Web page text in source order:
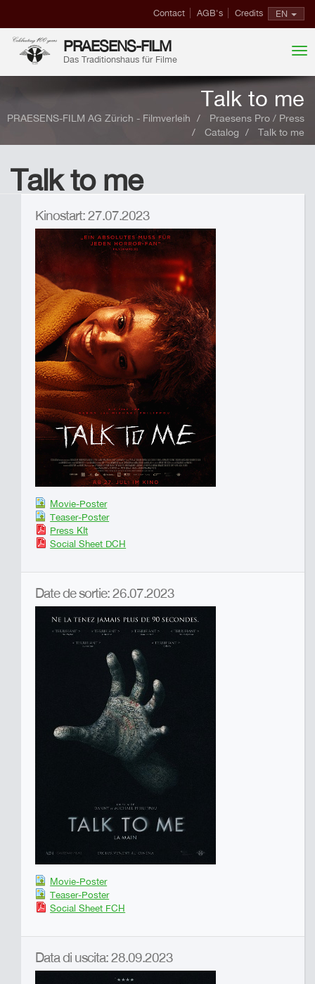
EN
Contact AGB's Credits
PRAESENS-FILM
Das Traditionshaus für Filme
Talk to me
PRAESENS-FILM AG Zürich - Filmverleih
Praesens Pro / Press
Catalog
Talk to me
Talk to me
Kinostart: 27.07.2023
Movie-Poster
Teaser-Poster
Press KIt
Social Sheet DCH
Date de sortie: 26.07.2023
Movie-Poster
Teaser-Poster
Social Sheet FCH
Data di uscita: 28.09.2023